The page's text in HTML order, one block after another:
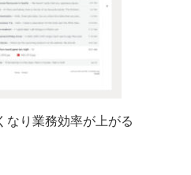
なり業務効率が上がる